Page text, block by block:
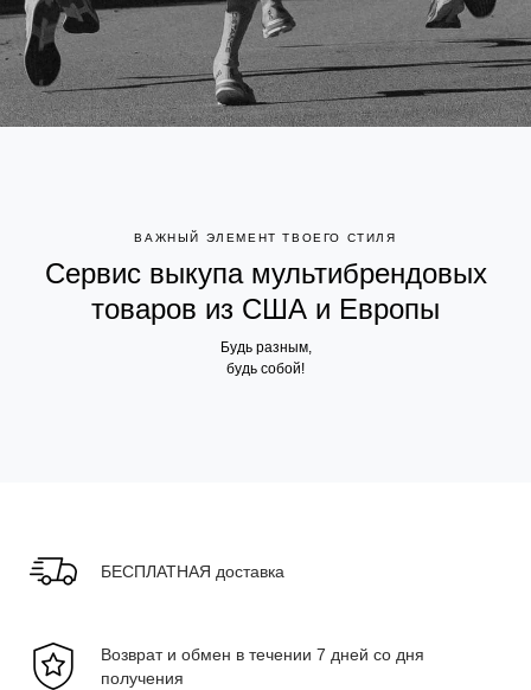
ВАЖНЫЙ ЭЛЕМЕНТ ТВОЕГО СТИЛЯ
Сервис выкупа мультибрендовых
товаров из США и Европы
Будь разным,
будь собой!
БЕСПЛАТНАЯ доставка
Возврат и обмен в течении 7 дней со дня
получения